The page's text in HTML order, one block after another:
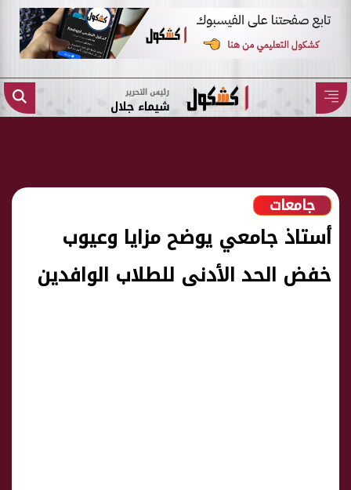
رئيس التحرير
شيماء جلال
جامعات
أستاذ جامعي يوضح مزايا وعيوب
خفض الحد الأدنى للطلاب الوافدين